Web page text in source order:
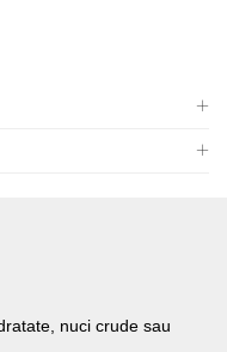
nuci crude sau